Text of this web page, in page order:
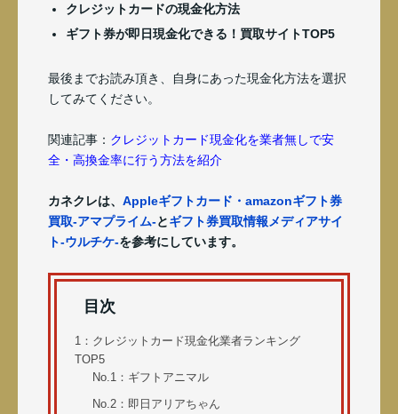
クレジットカードの現金化方法
ギフト券が即日現金化できる！買取サイトTOP5
最後までお読み頂き、自身にあった現金化方法を選択
してみてください。
関連記事： クレジットカード現金化を業者無しで安
全・高換金率に行う方法を紹介
カネクレは、 Appleギフトカード・amazonギフト券
買取-アマプライム-とギフト券買取情報メディアサイ
ト-ウルチケ-を参考にしています。
目次
1：クレジットカード現金化業者ランキング
TOP5
No.1：ギフトアニマル
No.2：即日アリアちゃん